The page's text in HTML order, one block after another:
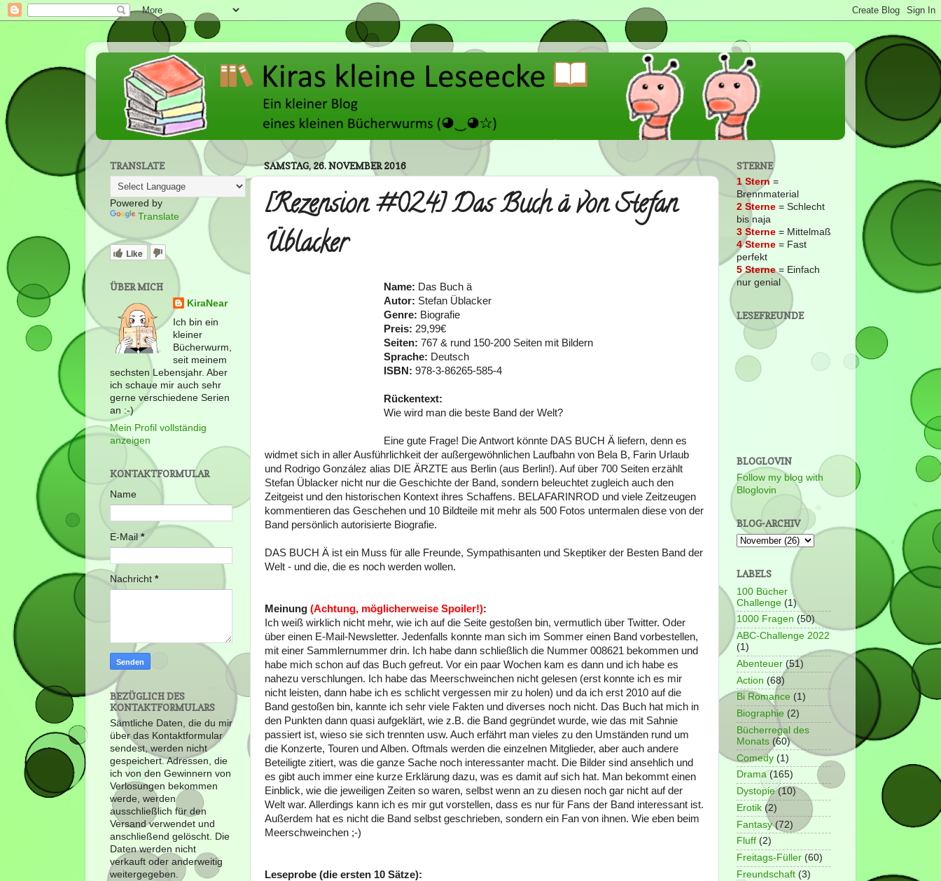
SAMSTAG, 26. NOVEMBER 2016
[Rezension #024] Das Buch ä von Stefan
Üblacker
Name: Das Buch ä
Autor: Stefan Üblacker
Genre: Biografie
Preis: 29,99€
Seiten: 767 & rund 150-200 Seiten mit Bildern
Sprache: Deutsch
ISBN: 978-3-86265-585-4
Rückentext:
Wie wird man die beste Band der Welt?
Eine gute Frage! Die Antwort könnte DAS BUCH Ä liefern, denn es
widmet sich in aller Ausführlichkeit der außergewöhnlichen Laufbahn von Bela B, Farin Urlaub
und Rodrigo González alias DIE ÄRZTE aus Berlin (aus Berlin!). Auf über 700 Seiten erzählt
Stefan Üblacker nicht nur die Geschichte der Band, sondern beleuchtet zugleich auch den
Zeitgeist und den historischen Kontext ihres Schaffens. BELAFARINROD und viele Zeitzeugen
kommentieren das Geschehen und 10 Bildteile mit mehr als 500 Fotos untermalen diese von der
Band persönlich autorisierte Biografie.
DAS BUCH Ä ist ein Muss für alle Freunde, Sympathisanten und Skeptiker der Besten Band der
Welt - und die, die es noch werden wollen.
Meinung (Achtung, möglicherweise Spoiler!):
Ich weiß wirklich nicht mehr, wie ich auf die Seite gestoßen bin, vermutlich über Twitter. Oder
über einen E-Mail-Newsletter. Jedenfalls konnte man sich im Sommer einen Band vorbestellen,
mit einer Sammlernummer drin. Ich habe dann schließlich die Nummer 008621 bekommen und
habe mich schon auf das Buch gefreut. Vor ein paar Wochen kam es dann und ich habe es
nahezu verschlungen. Ich habe das Meerschweinchen nicht gelesen (erst konnte ich es mir
nicht leisten, dann habe ich es schlicht vergessen mir zu holen) und da ich erst 2010 auf die
Band gestoßen bin, kannte ich sehr viele Fakten und diverses noch nicht. Das Buch hat mich in
den Punkten dann quasi aufgeklärt, wie z.B. die Band gegründet wurde, wie das mit Sahnie
passiert ist, wieso sie sich trennten usw. Auch erfährt man vieles zu den Umständen rund um
die Konzerte, Touren und Alben. Oftmals werden die einzelnen Mitglieder, aber auch andere
Beteiligte zitiert, was die ganze Sache noch interessanter macht. Die Bilder sind ansehlich und
es gibt auch immer eine kurze Erklärung dazu, was es damit auf sich hat. Man bekommt einen
Einblick, wie die jeweiligen Zeiten so waren, selbst wenn an zu diesen noch gar nicht auf der
Welt war. Allerdings kann ich es mir gut vorstellen, dass es nur für Fans der Band interessant ist.
Außerdem hat es nicht die Band selbst geschrieben, sondern ein Fan von ihnen. Wie eben beim
Meerschweinchen ;-)
Leseprobe (die ersten 10 Sätze):
TRANSLATE
Powered by
Translate
Like
ÜBER MICH
KiraNear
Ich bin ein
kleiner
Bücherwurm,
seit meinem
sechsten Lebensjahr. Aber
ich schaue mir auch sehr
gerne verschiedene Serien
an :-)
Mein Profil vollständig
anzeigen
KONTAKTFORMULAR
Name
E-Mail *
Nachricht *
BEZÜGLICH DES
KONTAKTFORMULARS
Sämtliche Daten, die du mir
über das Kontaktformular
sendest, werden nicht
gespeichert. Adressen, die
ich von den Gewinnern von
Verlosungen bekommen
werde, werden
ausschließlich für den
Versand verwendet und
anschließend gelöscht. Die
Daten werden nicht
verkauft oder anderweitig
weitergegeben.
STERNE
1 Stern =
Brennmaterial
2 Sterne = Schlecht
bis naja
3 Sterne = Mittelmaß
4 Sterne = Fast
perfekt
5 Sterne= Einfach
nur genial
LESEFREUNDE
BLOGLOVIN
Follow my blog with
Bloglovin
BLOG-ARCHIV
LABELS
100 Bücher
Challenge (1)
1000 Fragen (50)
ABC-Challenge 2022
(1)
Abenteuer (51)
Action (68)
Bi Romance (1)
Biographie (2)
Bücherregal des
Monats (60)
Comedy (1)
Drama (165)
Dystopie (10)
Erotik (2)
Fantasy (72)
Fluff (2)
Freitags-Füller (60)
Freundschaft (3)